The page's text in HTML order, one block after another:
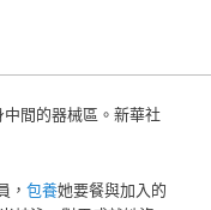
間的器械區。新華社
，包養她要餐與加入的